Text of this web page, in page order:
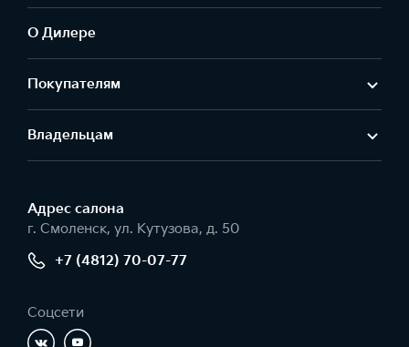
О Дилере
Покупателям
Владельцам
Адрес салонa
г. Смоленск, ул. Кутузова, д. 50
+7 (4812) 70-07-77
Соцсети